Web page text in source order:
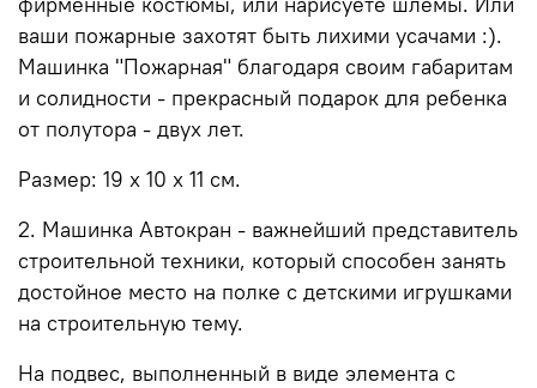
ваши пожарные захотят быть лихими усачами :).
Машинка "Пожарная" благодаря своим габаритам
и солидности - прекрасный подарок для ребенка
от полутора - двух лет.
Размер: 19 х 10 х 11 см.
2. Машинка Автокран - важнейший представитель
строительной техники, который способен занять
достойное место на полке с детскими игрушками
на строительную тему.
На подвес, выполненный в виде элемента с